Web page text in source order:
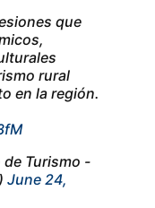
que
rural
en la región.
Turismo -
June 24,